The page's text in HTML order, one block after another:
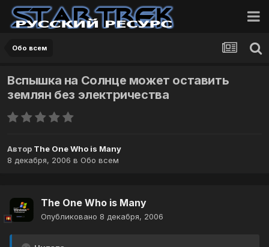
Обо всем
Вспышка на Солнце может оставить
землян без электричества
Автор The One Who is Many
8 декабря, 2006 в Обо всем
The One Who is Many
Опубликовано 8 декабря, 2006